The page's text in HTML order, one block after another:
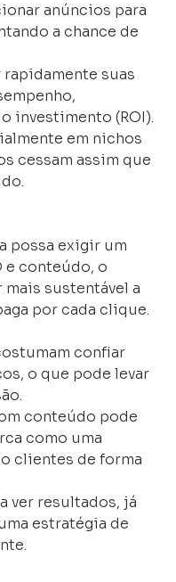
anúncios para
a chance de
suas
investimento (ROI).
em nichos
cessam assim que
possa exigir um
e conteúdo, o
sustentável a
por cada clique.
confiar
o que pode levar
conteúdo pode
como uma
clientes de forma
ver resultados, já
estratégia de